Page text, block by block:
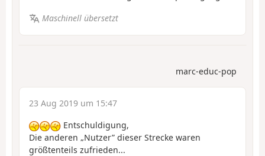
Maschinell übersetzt
marc-educ-pop
23 Aug 2019 um 15:47
Entschuldigung,
Die anderen „Nutzer” dieser Strecke waren
größtenteils zufrieden...